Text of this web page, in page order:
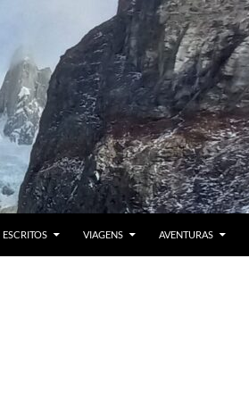
ESCRITOS VIAGENS AVENTURAS